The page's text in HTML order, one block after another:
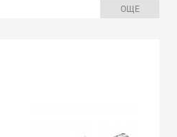
ОЩЕ